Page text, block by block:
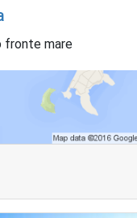
fronte mare